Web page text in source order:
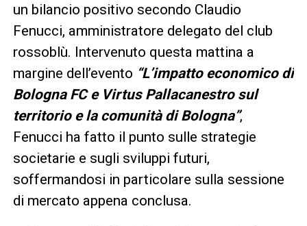
un bilancio positivo secondo Claudio
Fenucci, amministratore delegato del club
rossoblù. Intervenuto questa mattina a
margine dell’evento “L’impatto economico di
Bologna FC e Virtus Pallacanestro sul
territorio e la comunità di Bologna”,
Fenucci ha fatto il punto sulle strategie
societarie e sugli sviluppi futuri,
soffermandosi in particolare sulla sessione
di mercato appena conclusa.